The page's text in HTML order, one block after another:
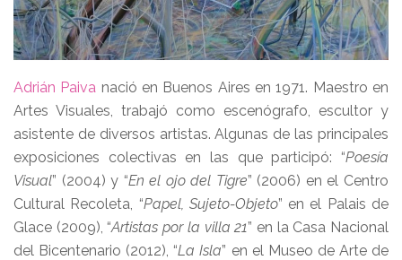
Adrián Paiva nació en Buenos Aires en 1971. Maestro en
Artes Visuales, trabajó como escenógrafo, escultor y
asistente de diversos artistas. Algunas de las principales
exposiciones colectivas en las que participó: “Poesía
Visual” (2004) y “En el ojo del Tigre” (2006) en el Centro
Cultural Recoleta, “Papel, Sujeto-Objeto” en el Palais de
Glace (2009), “Artistas por la villa 21” en la Casa Nacional
del Bicentenario (2012), “La Isla” en el Museo de Arte de